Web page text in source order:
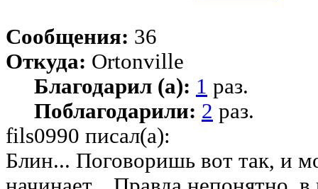
Сообщения: 36
Откуда: Ortonville
Благодарил (а): 1 раз.
Поблагодарили: 2 раз.
fils0990 писал(а):
Блин... Поговоришь вот так, и